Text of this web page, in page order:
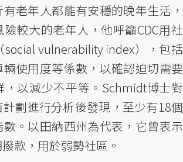
老年人都能有安穩的晚年生活，
較大的老年人，他呼籲CDC用社
social vulnerability index），包括
使用度等係數，以確認迫切需要
，以減少不平等。Schmidt博士對
劃進行分析後發現，至少有18個
。以田納西州為代表，它曾表示
款，用於弱勢社區。